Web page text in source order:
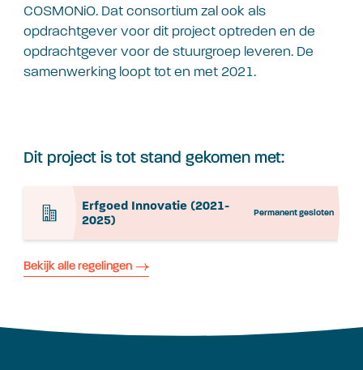
COSMONiO. Dat consortium zal ook als
opdrachtgever voor dit project optreden en de
opdrachtgever voor de stuurgroep leveren. De
samenwerking loopt tot en met 2021.
Dit project is tot stand gekomen met:
Erfgoed Innovatie (2021-
2025)
Permanent gesloten
Bekijk alle regelingen